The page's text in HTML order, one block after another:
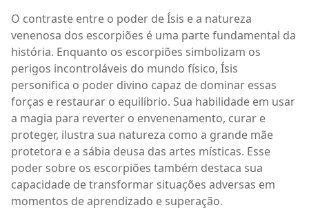
O contraste entre o poder de Ísis e a natureza
venenosa dos escorpiões é uma parte fundamental da
história. Enquanto os escorpiões simbolizam os
perigos incontroláveis do mundo físico, Ísis
personifica o poder divino capaz de dominar essas
forças e restaurar o equilíbrio. Sua habilidade em usar
a magia para reverter o envenenamento, curar e
proteger, ilustra sua natureza como a grande mãe
protetora e a sábia deusa das artes místicas. Esse
poder sobre os escorpiões também destaca sua
capacidade de transformar situações adversas em
momentos de aprendizado e superação.